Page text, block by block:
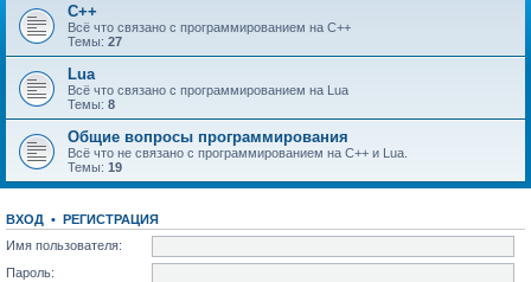
C++
Всё что связано с программированием на С++
Темы: 27
Lua
Всё что связано с программированием на Lua
Темы: 8
Общие вопросы программирования
Всё что не связано с программированием на C++ и Lua.
Темы: 19
ВХОД • РЕГИСТРАЦИЯ
Имя пользователя:
Пароль: